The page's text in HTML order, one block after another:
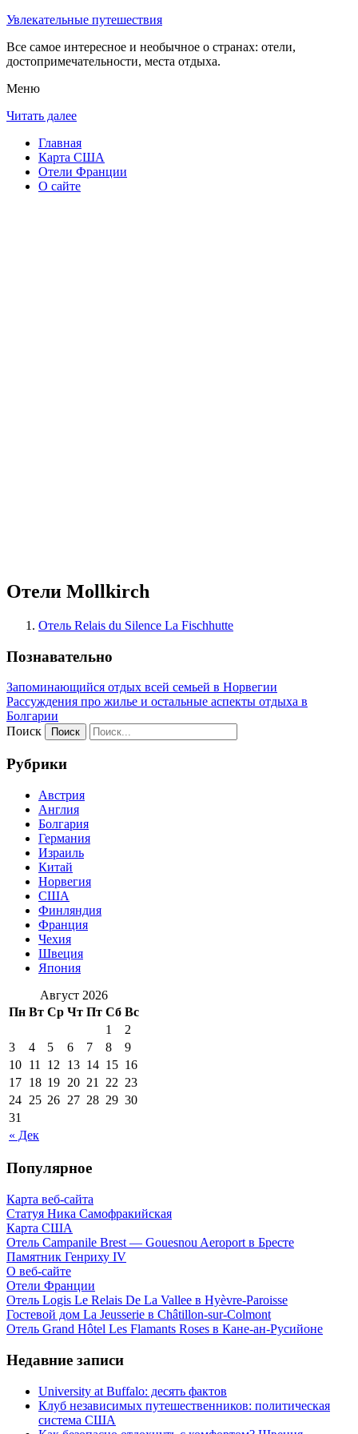
Увлекательные путешествия
Все самое интересное и необычное о странах: отели,
достопримечательности, места отдыха.
Меню
Читать далее
Главная
Карта США
Отели Франции
О сайте
Отели Mollkirch
Отель Relais du Silence La Fischhutte
Познавательно
Запоминающийся отдых всей семьей в Норвегии
Рассуждения про жилье и остальные аспекты отдыха в
Болгарии
Поиск
Рубрики
Австрия
Англия
Болгария
Германия
Израиль
Китай
Норвегия
США
Финляндия
Франция
Чехия
Швеция
Япония
Август 2026
Пн Вт Ср Чт Пт Сб Вс
« Дек
1
2
3
4 5 6 7 8
9
10 11 12 13 14 15 16
17 18 19 20 21 22 23
24 25 26 27 28 29 30
31
Популярное
Карта веб-сайта
Статуя Ника Самофракийская
Карта США
Отель Campanile Brest — Gouesnou Aeroport в Бресте
Памятник Генриху IV
О веб-сайте
Отели Франции
Отель Logis Le Relais De La Vallee в Hyèvre-Paroisse
Гостевой дом La Jeusserie в Châtillon-sur-Colmont
Отель Grand Hôtel Les Flamants Roses в Кане-ан-Русийоне
Недавние записи
University at Buffalo: десять фактов
Клуб независимых путешественников: политическая
система США